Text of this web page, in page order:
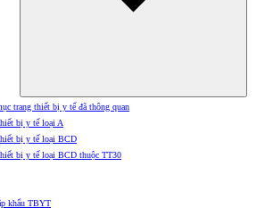
trang thiết bị y tế đã thông quan
bị y tế loại A
bị y tế loại BCD
bị y tế loại BCD thuộc TT30
khẩu TBYT